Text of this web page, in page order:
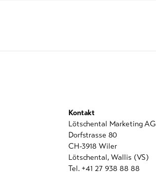
Kontakt
Lötschental Marketing AG
Dorfstrasse 80
CH-3918 Wiler
Lötschental, Wallis (VS)
Tel. +41 27 938 88 88